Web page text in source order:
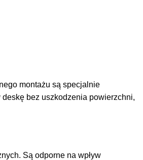
montażu są specjalnie
bez uszkodzenia powierzchni,
Są odporne na wpływ